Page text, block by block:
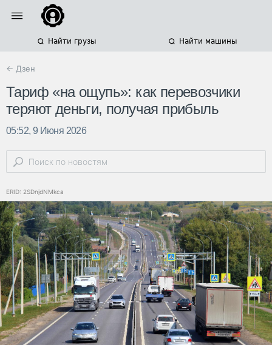
Найти грузы Найти машины
← Дзен
Тариф «на ощупь»: как перевозчики
теряют деньги, получая прибыль
05:52, 9 Июня 2026
ERID: 2SDnjdNMkca